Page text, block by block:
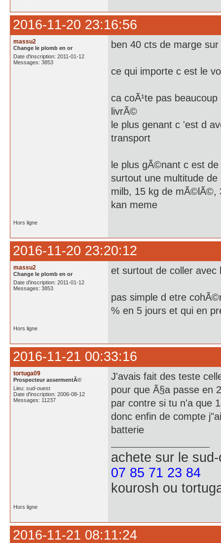
2016-11-20 23:16:56
massu2
Change le plomb en or
Date d'inscription: 2011-01-12
Messages: 3853
ben 40 cts de marge
ce qui importe c est le
ca coÃ¹te pas
livrÃ©
le plus genant c 'est d
transport
le plus gÃ©nant c est
surtout une multitude
milb, 15 kg de mÃ©lÃ©,
kan meme
Hors ligne
2016-11-20 23:20:12
massu2
Change le plomb en or
Date d'inscription: 2011-01-12
Messages: 3853
et surtout de coller
pas simple d etre
% en 5 jours et qui en
Hors ligne
2016-11-21 00:33:16
tortuga09
Prospecteur assermentÃ©
Lieu: sud-ouest
Date d'inscription: 2006-08-12
Messages: 11237
J'avais fait des teste
pour que Ã§a passe en
par contre si tu n'a que
donc enfin de compte
batterie
achete sur le
07 85 71 23 84
kourosh ou
Hors ligne
2016-11-21 08:11:24